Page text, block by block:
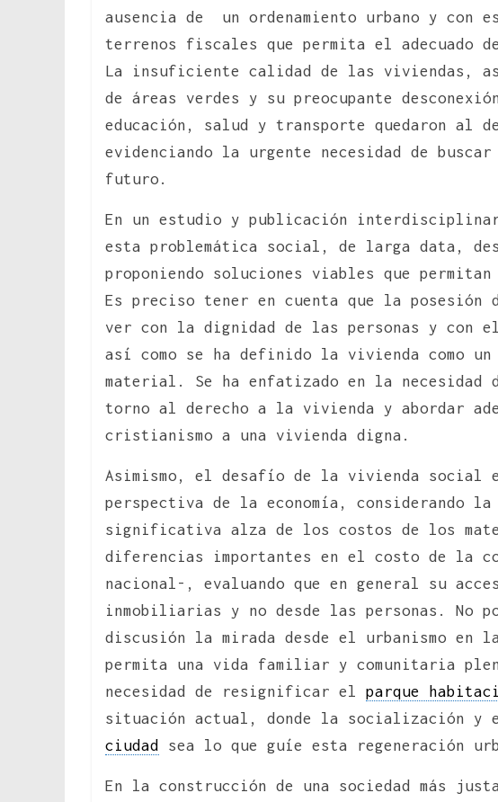
ausencia de un ordenamiento urbano y con
terrenos fiscales que permita el adecuado
La insuficiente calidad de las viviendas,
de áreas verdes y su preocupante
educación, salud y transporte quedaron al
evidenciando la urgente necesidad de
futuro.
En un estudio y publicación
esta problemática social, de larga data,
proponiendo soluciones viables que
Es preciso tener en cuenta que la posesión
ver con la dignidad de las personas y
así como se ha definido la vivienda como un
material. Se ha enfatizado en la necesidad
torno al derecho a la vivienda y abordar
cristianismo a una vivienda digna.
Asimismo, el desafío de la vivienda social
perspectiva de la economía, considerando
significativa alza de los costos de los
diferencias importantes en el costo de la
nacional-, evaluando que en general su
inmobiliarias y no desde las personas. No
discusión la mirada desde el urbanismo
permita una vida familiar y comunitaria
necesidad de resignificar el parque
situación actual, donde la socialización y
ciudad sea lo que guíe esta regeneración
En la construcción de una sociedad más